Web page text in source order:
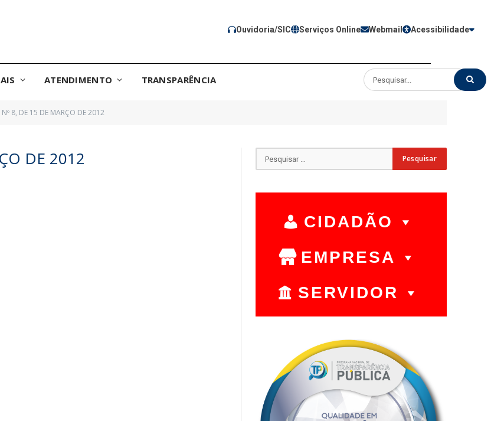
Ouvidoria/SIC Serviços Online Webmail Acessibilidade
ATENDIMENTO TRANSPARÊNCIA
Nº 8, DE 15 DE MARÇO DE 2012
DE 2012
CIDADÃO
EMPRESA
SERVIDOR